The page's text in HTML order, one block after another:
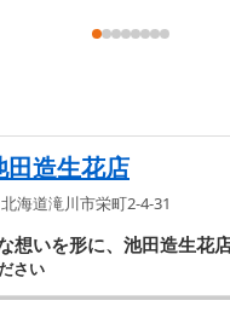
田造生花店
北海道滝川市栄町2-4-31
想いを形に、池田造生花
さい